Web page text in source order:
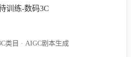
训练-数码3C
类目 · AIGC剧本生成